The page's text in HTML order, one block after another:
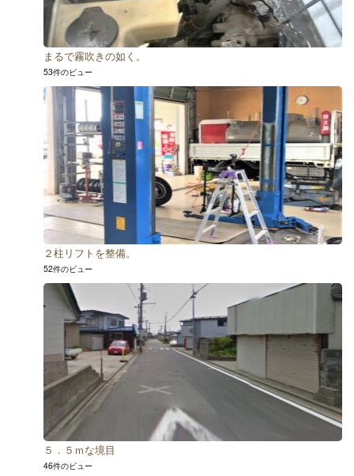
まるで霧吹きの如く。
53件のビュー
２柱リフトを整備。
52件のビュー
５．５ｍな境目
46件のビュー